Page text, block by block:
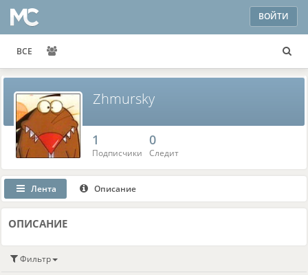
ВОЙТИ
ВСЕ
Zhmursky
1
Подписчики
0
Следит
Лента Описание
ОПИСАНИЕ
Фильтр